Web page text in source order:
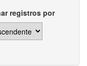
registros por